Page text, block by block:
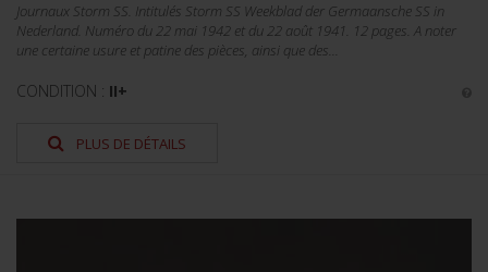
Journaux Storm SS. Intitulés Storm SS Weekblad der Germaansche SS in
Nederland. Numéro du 22 mai 1942 et du 22 août 1941. 12 pages. A noter
une certaine usure et patine des pièces, ainsi que des...
CONDITION : II+
PLUS DE DÉTAILS